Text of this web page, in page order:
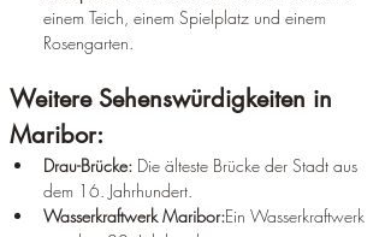
einem Teich, einem Spielplatz und einem
Rosengarten.
Weitere Sehenswürdigkeiten in
Maribor:
Drau-Brücke: Die älteste Brücke der Stadt aus
dem 16. Jahrhundert.
Wasserkraftwerk Maribor:Ein Wasserkraftwerk